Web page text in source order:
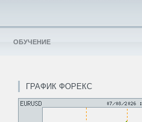
ГРАФИК ФОРЕКС
ОБУЧЕНИЕ